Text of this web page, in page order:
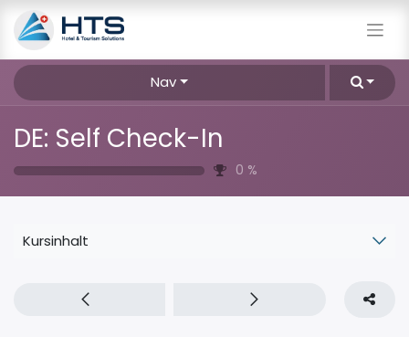
Nav
DE: Self Check-In
0 %
Kursinhalt